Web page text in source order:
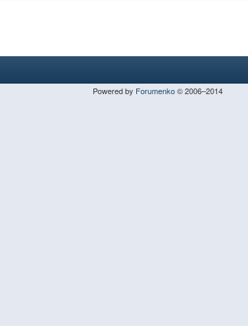
Powered by Forumenko© 2006–2014